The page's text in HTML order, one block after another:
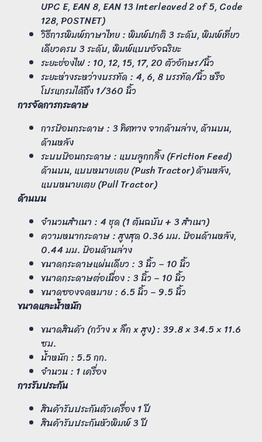
UPC E, EAN 8, EAN 13 Interleaved 2 of 5, Code
128, POSTNET)
วิธีการพิมพ์ภาษาไทย : พิมพ์ปกติ 3 ระดับ, พิมพ์เที่ยว
เดียวครบ 3 ระดับ, พิมพ์แบบอัจฉริยะ
ระยะช่องไฟ : 10, 12, 15, 17, 20 ตัวอักษร/นิ้ว
ระยะห่างระหว่างบรรทัด : 4, 6, 8 บรรทัด/นิ้ว หรือ
โปรแกรมได้ถึง 1/360 นิ้ว
การจัดการกระดาษ
การป้อนกระดาษ : 3 ทิศทาง จากด้านล่าง, ด้านบน,
ด้านหลัง
ระบบป้อนกระดาษ : แบบลูกกลิ้ง (Friction Feed)
ด้านบน, แบบหนายเตย (Push Tractor) ด้านหลัง,
แบบหนายเตย (Pull Tractor)
ด้านบน
จำนวนสำเนา : 4 ชุด (1 ต้นฉบับ + 3 สำเนา)
ความหนากระดาษ : สูงสุด 0.36 มม. ป้อนด้านหลัง,
0.44 มม. ป้อนด้านล่าง
ขนาดกระดาษแผ่นเดียว : 3 นิ้ว – 10 นิ้ว
ขนาดกระดาษต่อเนื่อง : 3 นิ้ว – 10 นิ้ว
ขนาดซองจดหมาย : 6.5 นิ้ว – 9.5 นิ้ว
ขนาดและน้ำหนัก
ขนาดสินค้า (กว้าง x ลึก x สูง) : 39.8 × 34.5 × 11.6
ซม.
น้ำหนัก : 5.5 กก.
จำนวน : 1 เครื่อง
การรับประกัน
สินค้ารับประกันตัวเครื่อง 1 ปี
สินค้ารับประกันหัวพิมพ์ 3 ปี